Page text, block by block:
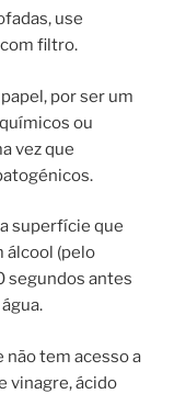
use
filtro.
por ser um
ou
vez que
superfície que
álcool (pelo
segundos antes
não tem acesso a
vinagre, ácido